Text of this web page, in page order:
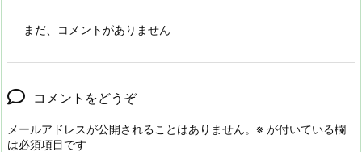
まだ、コメントがありません
コメントをどうぞ
メールアドレスが公開されることはありません。 ※ が付いている欄
は必須項目です